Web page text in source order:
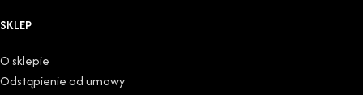
SKLEP
O sklepie
Odstąpienie od umowy